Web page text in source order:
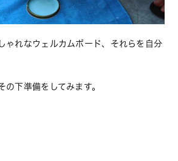
ゃれなウェルカムボード、それらを自分
の下準備をしてみます。